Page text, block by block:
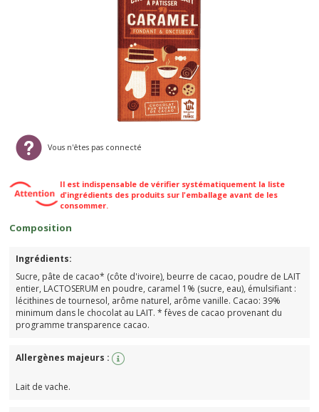
Vous n'êtes pas connecté
Il est indispensable de vérifier systématiquement la liste
d'ingrédients des produits sur l'emballage avant de les
consommer.
Composition
Ingrédients:
Sucre, pâte de cacao* (côte d'ivoire), beurre de cacao, poudre de LAIT
entier, LACTOSERUM en poudre, caramel 1% (sucre, eau), émulsifiant :
lécithines de tournesol, arôme naturel, arôme vanille. Cacao: 39%
minimum dans le chocolat au LAIT. * fèves de cacao provenant du
programme transparence cacao.
Allergènes majeurs :
Lait de vache.